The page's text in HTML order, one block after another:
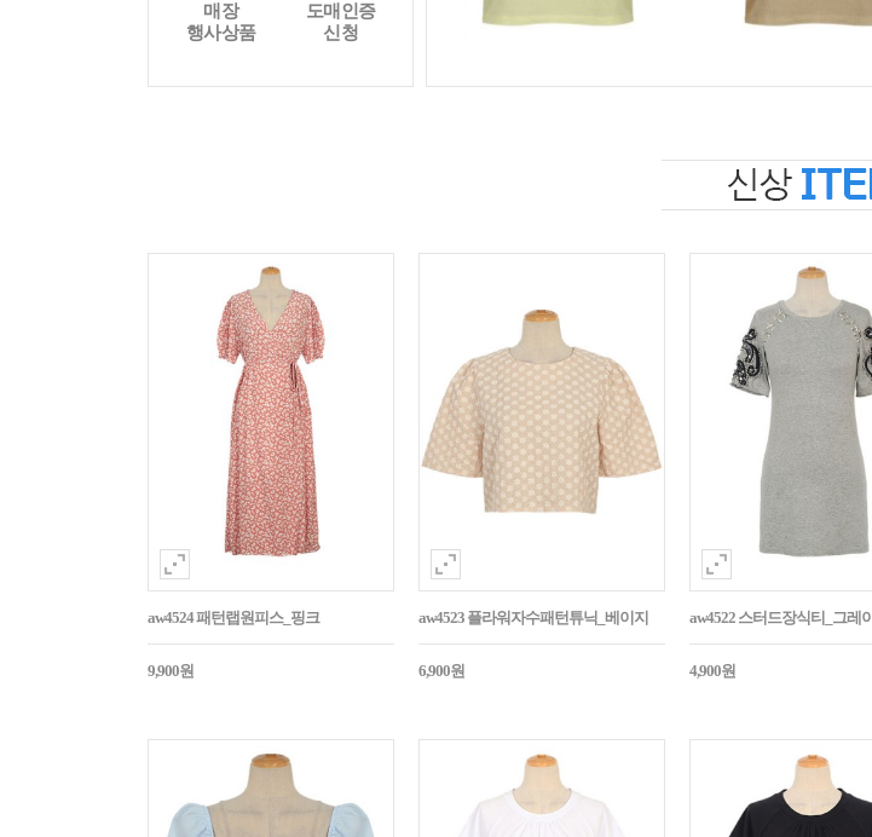
매장
행사상품
도매인증
신청
aw4524 패턴랩원피스_핑크
9,900원
aw4523 플라워자수패턴튜닉_베이지
6,900원
aw4522 스터드장식티_그레이
4,900원